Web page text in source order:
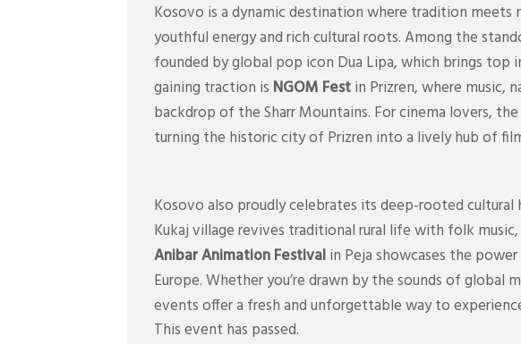
Kosovo is a dynamic destination where tradition
youthful energy and rich cultural roots. Among the
founded by global pop icon Dua Lipa, which brings
gaining traction is NGOM Festin Prizren, where music,
backdrop of the Sharr Mountains. For cinema lovers, the
turning the historic city of Prizren into a lively hub of
Kosovo also proudly celebrates its deep-rooted
Kukaj village revives traditional rural life with folk
Anibar Animation Festivalin Peja showcases the
Europe. Whether you’re drawn by the sounds of
events offer a fresh and unforgettable way to
This event has passed.